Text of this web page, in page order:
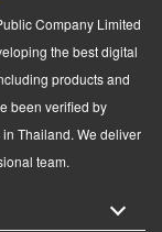
Company Limited
the best digital
products and
been verified by
Thailand. We deliver
team.